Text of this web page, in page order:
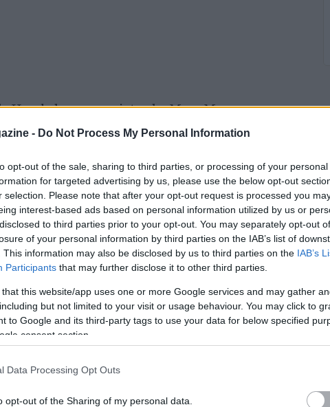
- Do Not Process My Personal Information
opt-out of the sale, sharing to third parties, or processing of your personal
for targeted advertising by us, please use the below opt-out
selection. Please note that after your opt-out request is processed you
interest-based ads based on personal information utilized by us or
to third parties prior to your opt-out. You may separately opt-out
of your personal information by third parties on the IAB’s list of
This information may also be disclosed by us to third parties on the IAB’s
Participants that may further disclose it to other third parties.
that this website/app uses one or more Google services and may gather
but not limited to your visit or usage behaviour. You may click to
to Google and its third-party tags to use your data for below specified
consent section.
Data Processing Opt Outs
opt-out of the Sharing of my personal data.
Honda ha annunciato che Marc Marquez
Qatar: “Marc Marquez, insieme al team
ha ritenuto prudente non rientrare in